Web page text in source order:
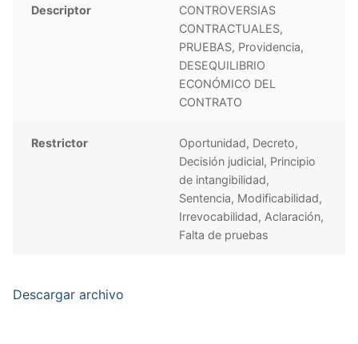
Descriptor
CONTROVERSIAS
CONTRACTUALES,
PRUEBAS, Providencia,
DESEQUILIBRIO
ECONÓMICO DEL
CONTRATO
Restrictor
Oportunidad, Decreto,
Decisión judicial, Principio
de intangibilidad,
Sentencia, Modificabilidad,
Irrevocabilidad, Aclaración,
Falta de pruebas
Descargar archivo